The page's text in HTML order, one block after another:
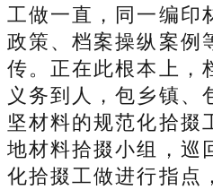
工做一直，同一编印
政策、档案操纵案例
传。正在此根本上，
义务到人，包乡镇、
坚材料的规范化拾掇
地材料拾掇小组，巡
化拾掇工做进行指点